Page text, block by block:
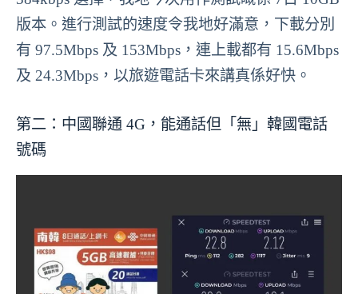
版本。進行測試的速度令我地好滿意，下載分別
有 97.5Mbps 及 153Mbps，連上載都有 15.6Mbps
及 24.3Mbps，以旅遊電話卡來講真係好快。
第二：中國聯通 4G，能通話但「無」韓國電話
號碼